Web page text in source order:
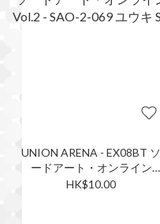
UNION ARENA - EX08BT ソ
ードアート・オンライン
Vol.2 - SAO-2-069 ユウキ
HK$10.00